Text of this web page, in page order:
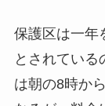
備されている
周辺環境